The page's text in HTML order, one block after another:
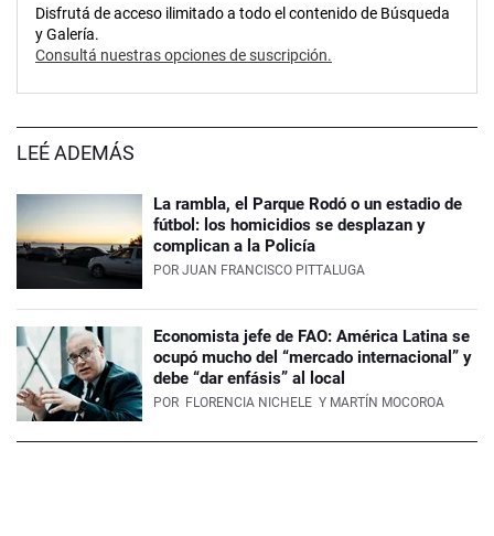
Disfrutá de acceso ilimitado a todo el contenido de Búsqueda
y Galería.
Consultá nuestras opciones de suscripción.
LEÉ ADEMÁS
La rambla, el Parque Rodó o un estadio de
fútbol: los homicidios se desplazan y
complican a la Policía
POR JUAN FRANCISCO PITTALUGA
Economista jefe de FAO: América Latina se
ocupó mucho del “mercado internacional” y
debe “dar enfásis” al local
POR FLORENCIA NICHELE Y MARTÍN MOCOROA